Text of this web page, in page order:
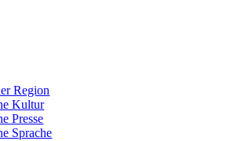
Region
Kultur
Presse
Sprache